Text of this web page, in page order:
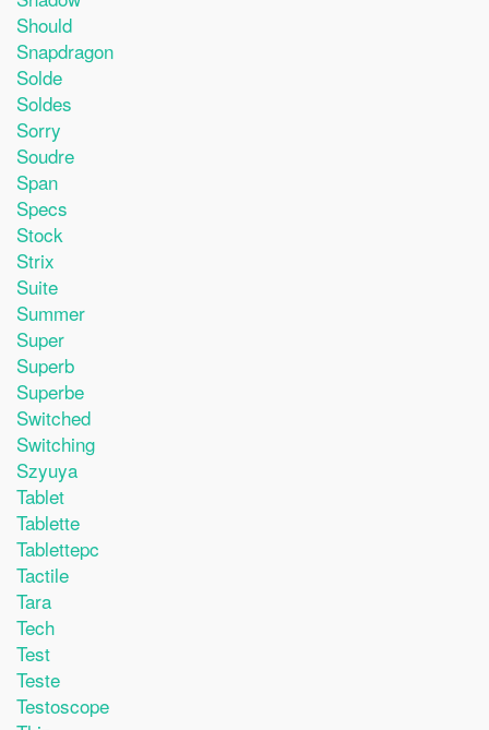
Should
Snapdragon
Solde
Soldes
Sorry
Soudre
Span
Specs
Stock
Strix
Suite
Summer
Super
Superb
Superbe
Switched
Switching
Szyuya
Tablet
Tablette
Tablettepc
Tactile
Tara
Tech
Test
Teste
Testoscope